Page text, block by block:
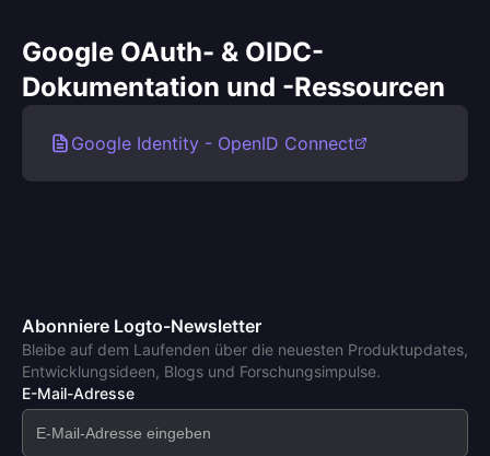
Google OAuth- & OIDC-
Dokumentation und -Ressourcen
Google Identity - OpenID Connect
Abonniere Logto-Newsletter
Bleibe auf dem Laufenden über die neuesten Produktupdates,
Entwicklungsideen, Blogs und Forschungsimpulse.
E-Mail-Adresse